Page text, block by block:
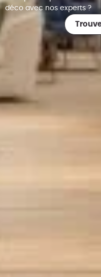
déco avec nos experts ?